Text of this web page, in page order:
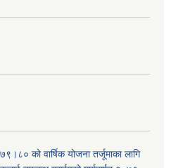
को वार्षिक योजना तर्जूमाका लागि